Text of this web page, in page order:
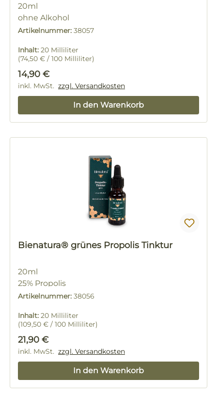
20ml
ohne Alkohol
11% Propolis
Artikelnummer: 38057
Inhalt: 20 Milliliter
(74,50 € / 100 Milliliter)
Regulärer Preis:
14,90 €
inkl. MwSt. zzgl. Versandkosten
In den Warenkorb
Bienatura® grünes Propolis Tinktur
20ml
25% Propolis
Artikelnummer: 38056
Inhalt: 20 Milliliter
(109,50 € / 100 Milliliter)
Regulärer Preis:
21,90 €
inkl. MwSt. zzgl. Versandkosten
In den Warenkorb